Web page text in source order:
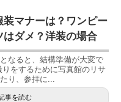
マナーは？ワンピー
はダメ？洋装の場合
なると、結構準備が大変で
をするために写真館のリサ
り、参拝に...
事を読む